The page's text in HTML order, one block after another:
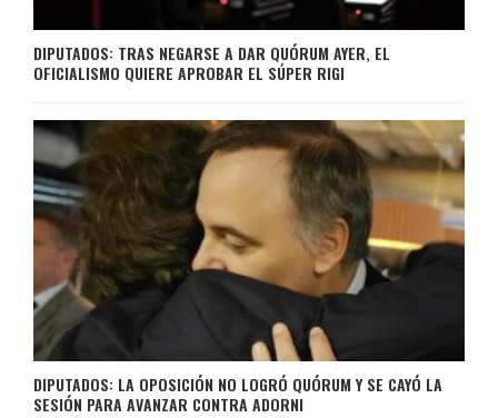
DIPUTADOS: TRAS NEGARSE A DAR QUÓRUM AYER, EL
OFICIALISMO QUIERE APROBAR EL SÚPER RIGI
DIPUTADOS: LA OPOSICIÓN NO LOGRÓ QUÓRUM Y SE CAYÓ LA
SESIÓN PARA AVANZAR CONTRA ADORNI